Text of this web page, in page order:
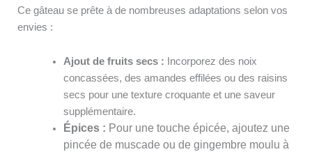
Ce gâteau se prête à de nombreuses adaptations selon vos
envies :
Ajout de fruits secs : Incorporez des noix
concassées, des amandes effilées ou des raisins
secs pour une texture croquante et une saveur
supplémentaire.
Épices : Pour une touche épicée, ajoutez une
pincée de muscade ou de gingembre moulu à